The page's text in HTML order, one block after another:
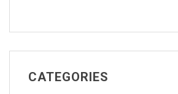
CATEGORIES